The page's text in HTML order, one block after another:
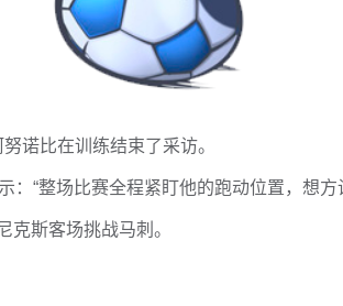
诺比在训练结束了采访。
：“整场比赛全程紧盯他的跑动位置，想
克斯客场挑战马刺。